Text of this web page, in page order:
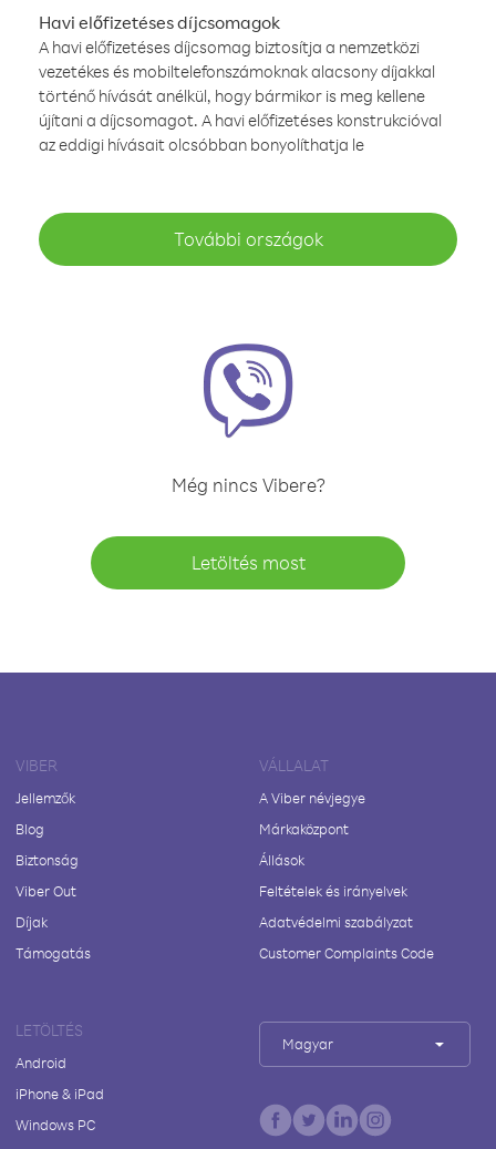
Havi előfizetéses díjcsomagok
A havi előfizetéses díjcsomag biztosítja a nemzetközi
vezetékes és mobiltelefonszámoknak alacsony díjakkal
történő hívását anélkül, hogy bármikor is meg kellene
újítani a díjcsomagot. A havi előfizetéses konstrukcióval
az eddigi hívásait olcsóbban bonyolíthatja le
További országok
Még nincs Vibere?
Letöltés most
VIBER
Jellemzők
Blog
Biztonság
Viber Out
Díjak
Támogatás
VÁLLALAT
A Viber névjegye
Márkaközpont
Állások
Feltételek és irányelvek
Adatvédelmi szabályzat
Customer Complaints Code
LETÖLTÉS
Android
iPhone & iPad
Windows PC
Magyar